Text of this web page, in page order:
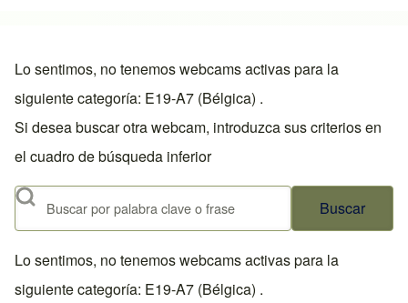
Lo sentimos, no tenemos webcams activas para la
siguiente categoría: E19-A7 (Bélgica) .
Si desea buscar otra webcam, introduzca sus criterios en
el cuadro de búsqueda inferior
Buscar
Lo sentimos, no tenemos webcams activas para la
siguiente categoría: E19-A7 (Bélgica) .